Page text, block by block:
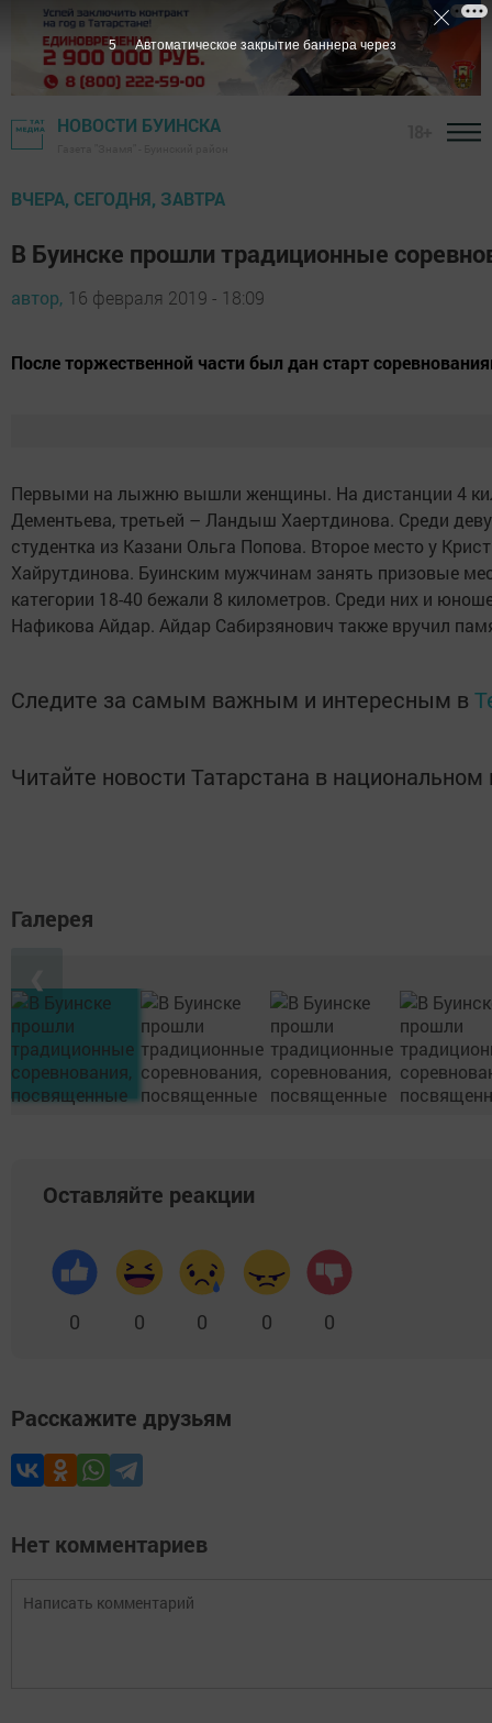
НОВОСТИ БУИНСКА
ВЧЕРА, СЕГОДНЯ, ЗАВТРА
В Буинске прошли традиционные
автор, 16 февраля 2019 - 18:09
После торжественной части был дан старт
Первыми на лыжню вышли женщины. На дистанции 4
Дементьева, третьей – Ландыш Хаертдинова. Среди
студентка из Казани Ольга Попова. Второе место у
Хайрутдинова. Буинским мужчинам занять призовые
категории 18-40 бежали 8 километров. Среди них и
Нафикова Айдар. Айдар Сабирзянович также вручил
Следите за самым важным и интересным в
Читайте новости Татарстана в
Галерея
Оставляйте реакции
0 0 0 0 0
Расскажите друзьям
Нет комментариев
4 Автоматическое закрытие баннера через